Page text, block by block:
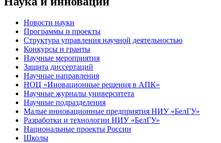
Новости науки
Программы и проекты
Структура управления научной деятельностью
Конкурсы и гранты
Научные мероприятия
Защита диссертаций
Научные направления
НОЦ «Иновационные решения в АПК»
Научные журналы университета
Научные подразделения
Малые инновационные предприятия НИУ «БелГУ»
Разработки и технологии НИУ «БелГУ»
Национальные проекты России
Школы